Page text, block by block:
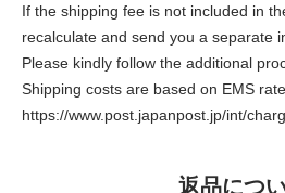
If the shipping fee is not included in
recalculate and send you a separate
Please kindly follow the additional
Shipping costs are based on EMS
https://www.post.japanpost.jp/int/
返品につ